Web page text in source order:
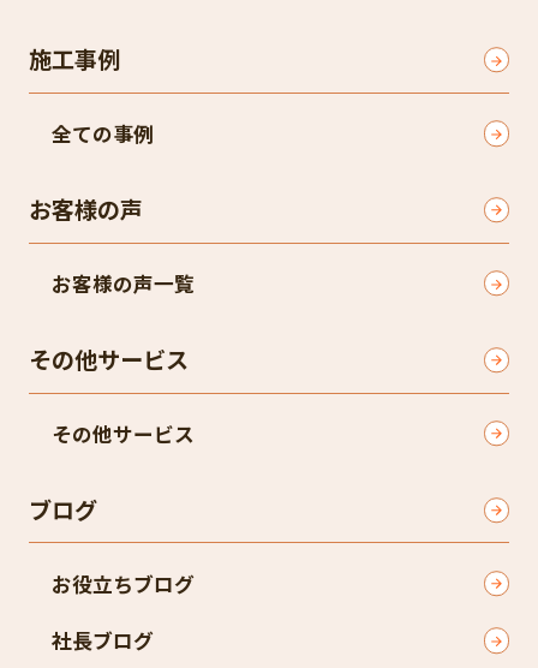
施工事例
全ての事例
お客様の声
お客様の声一覧
その他サービス
その他サービス
ブログ
お役立ちブログ
社長ブログ